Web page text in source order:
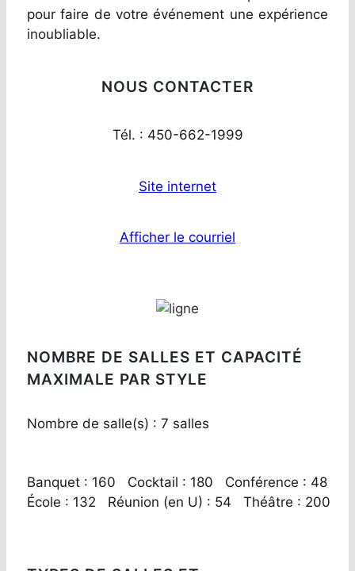
pour faire de votre événement une expérience
inoubliable.
NOUS CONTACTER
Tél. : 450-662-1999
Site internet
Afficher le courriel
NOMBRE DE SALLES ET CAPACITÉ
MAXIMALE PAR STYLE
Nombre de salle(s) : 7 salles
Banquet : 160 Cocktail : 180 Conférence : 48
École : 132 Réunion (en U) : 54 Théâtre : 200